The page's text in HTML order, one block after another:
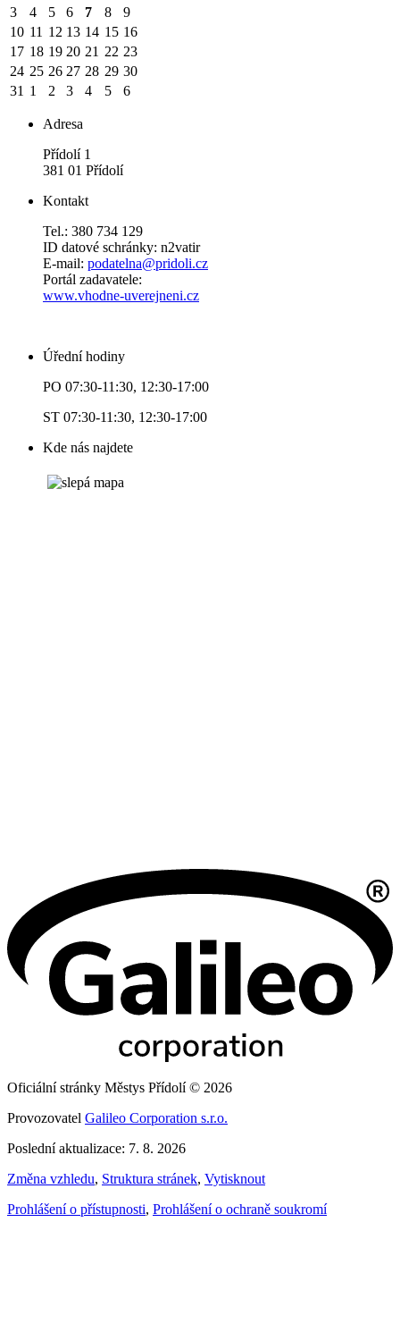
3
4 5 6 7 8
9
10 11 12 13 14 15 16
17 18 19 20 21 22 23
24 25 26 27 28 29 30
31 1 2 3 4 5 6
Adresa
Přídolí 1
381 01 Přídolí
Kontakt
Tel.: 380 734 129
ID datové schránky: n2vatir
E-mail: podatelna@pridoli.cz
Portál zadavatele:
www.vhodne-uverejneni.cz
Úřední hodiny
PO 07:30-11:30, 12:30-17:00
ST 07:30-11:30, 12:30-17:00
Kde nás najdete
Oficiální stránky Městys Přídolí © 2026
Provozovatel Galileo Corporation s.r.o.
Poslední aktualizace: 7. 8. 2026
Změna vzhledu, Struktura stránek, Vytisknout
Prohlášení o přístupnosti, Prohlášení o ochraně soukromí